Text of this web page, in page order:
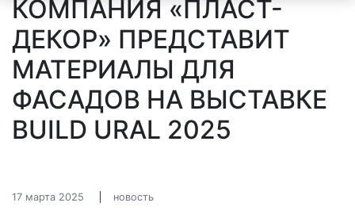
КОМПАНИЯ «ПЛАСТ-
ДЕКОР» ПРЕДСТАВИТ
МАТЕРИАЛЫ ДЛЯ
ФАСАДОВ НА ВЫСТАВКЕ
BUILD URAL 2025
17 марта 2025 новость